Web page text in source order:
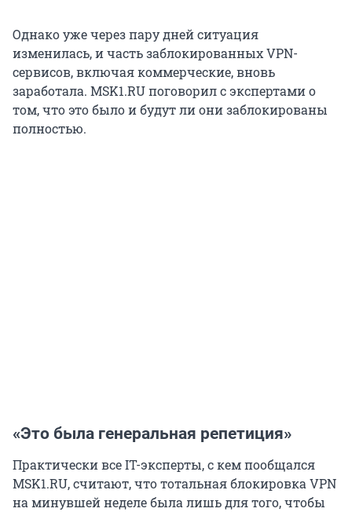
Однако уже через пару дней ситуация
изменилась, и часть заблокированных VPN-
сервисов, включая коммерческие, вновь
заработала. MSK1.RU поговорил с экспертами о
том, что это было и будут ли они заблокированы
полностью.
«Это была генеральная репетиция»
Практически все IT-эксперты, с кем пообщался
MSK1.RU, считают, что тотальная блокировка VPN
на минувшей неделе была лишь для того, чтобы